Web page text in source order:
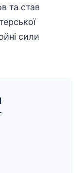
та став
сили